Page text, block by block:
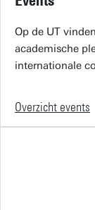
Op de UT
academische
internationale
Overzicht events